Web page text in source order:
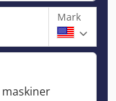
Mark